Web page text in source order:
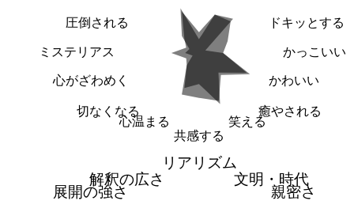
ドキッとする
かっこいい
かわいい
癒やされる
笑える
共感する
心温まる
切なくなる
心がざわめく
ミステリアス
圧倒される
リアリズム
文明・時代
親密さ
展開の強さ
解釈の広さ